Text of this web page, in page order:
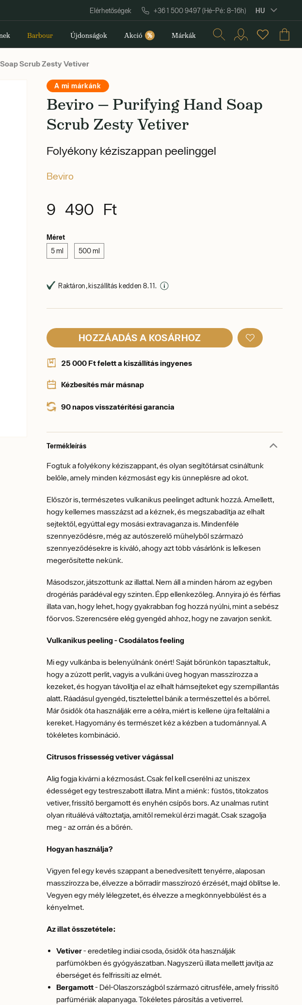
Elérhetőségek +36 1 500 9497 (Hé–Pé: 8–16h) HU
Barbour Újdonságok Akció % Márkák
Scrub Zesty Vetiver
A mi márkánk
Beviro — Purifying Hand Soap
Scrub Zesty Vetiver
Folyékony kéziszappan peelinggel
Beviro
9 490 Ft
Méret
5 ml 500 ml
Raktáron, kiszállítás kedden 8. 11.
HOZZÁADÁS A KOSÁRHOZ
25 000 Ft felett a kiszállítás ingyenes
Kézbesítés már másnap
90 napos visszatérítési garancia
Termékleírás
Fogtuk a folyékony kéziszappant, és olyan segítőtársat csináltunk
belőle, amely minden kézmosást egy kis ünneplésre ad okot.
Először is, természetes vulkanikus peelinget adtunk hozzá. Amellett,
hogy kellemes masszázst ad a kéznek, és megszabadítja az elhalt
sejtektől, egyúttal egy mosási extravaganza is. Mindenféle
szennyeződésre, még az autószerelő műhelyből származó
szennyeződésekre is kiváló, ahogy azt több vásárlónk is lelkesen
megerősítette nekünk.
Másodszor, játszottunk az illattal. Nem áll a minden három az egyben
drogériás parádéval egy szinten. Épp ellenkezőleg. Annyira jó és férfias
illata van, hogy lehet, hogy gyakrabban fog hozzá nyúlni, mint a sebész
főorvos. Szerencsére elég gyengéd ahhoz, hogy ne zavarjon senkit.
Vulkanikus peeling - Csodálatos feeling
Mi egy vulkánba is belenyúlnánk önért! Saját bőrünkön tapasztaltuk,
hogy a zúzott perlit, vagyis a vulkáni üveg hogyan masszírozza a
kezeket, és hogyan távolítja el az elhalt hámsejteket egy szempillantás
alatt. Ráadásul gyengéd, tisztelettel bánik a természettel és a bőrrel.
Már ősidők óta használják erre a célra, miért is kellene újra feltalálni a
kereket. Hagyomány és természet kéz a kézben a tudománnyal. A
tökéletes kombináció.
Citrusos frissesség vetiver vágással
Alig fogja kivárni a kézmosást. Csak fel kell cserélni az uniszex
édességet egy testreszabott illatra. Mint a miénk: füstös, titokzatos
vetiver, frissítő bergamott és enyhén csípős bors. Az unalmas rutint
olyan rituálévá változtatja, amitől remekül érzi magát. Csak szagolja
meg - az orrán és a bőrén.
Hogyan használja?
Vigyen fel egy kevés szappant a benedvesített tenyérre, alaposan
masszírozza be, élvezze a bőrradír masszírozó érzését, majd öblítse le.
Vegyen egy mély lélegzetet, és élvezze a megkönnyebbülést és a
kényelmet.
Az illat összetétele:
Vetiver- eredetileg indiai csoda, ősidők óta használják
parfümökben és gyógyászatban. Nagyszerű illata mellett javítja az
éberséget és felfrissíti az elmét.
Bergamott- Dél-Olaszországból származó citrusféle, amely frissítő
parfümériák alapanyaga. Tökéletes párosítás a vetiverrel.